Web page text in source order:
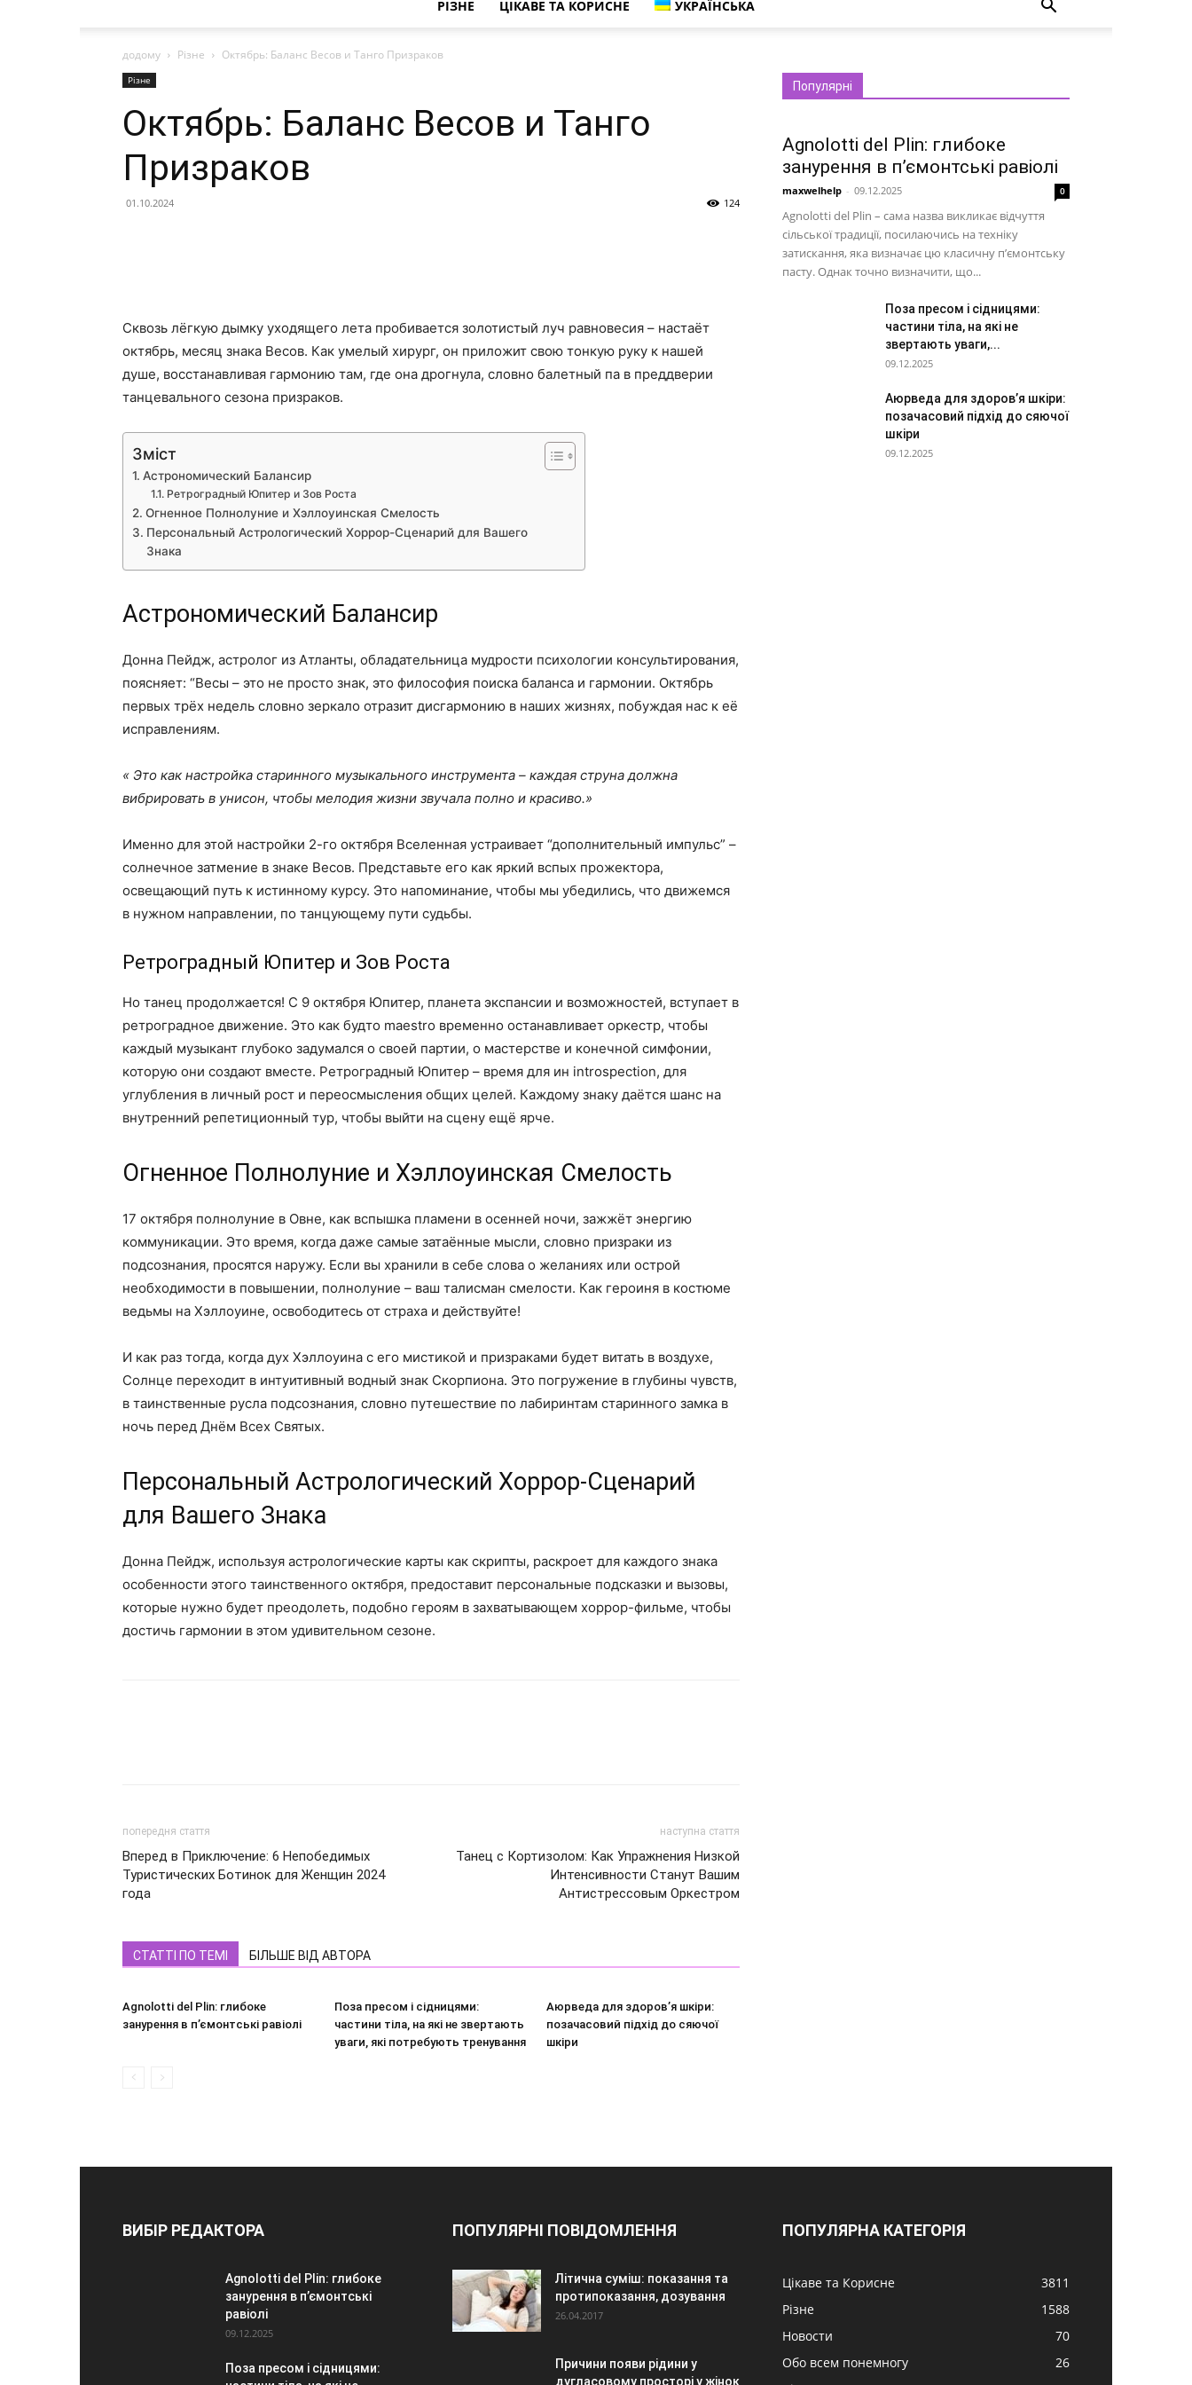
РІЗНЕ ЦІКАВЕ ТА КОРИСНЕ УКРАЇНСЬКА
додому Різне Октябрь: Баланс Весов и Танго Призраков
Різне
Октябрь: Баланс Весов и Танго
Призраков
01.10.2024 124
Сквозь лёгкую дымку уходящего лета пробивается золотистый луч равновесия – настаёт
октябрь, месяц знака Весов. Как умелый хирург, он приложит свою тонкую руку к нашей
душе, восстанавливая гармонию там, где она дрогнула, словно балетный па в преддверии
танцевального сезона призраков.
Зміст
Астрономический Балансир
Ретроградный Юпитер и Зов Роста
Огненное Полнолуние и Хэллоуинская Смелость
Персональный Астрологический Хоррор-Сценарий для Вашего
Знака
Астрономический Балансир
Донна Пейдж, астролог из Атланты, обладательница мудрости психологии консультирования,
поясняет: “Весы – это не просто знак, это философия поиска баланса и гармонии. Октябрь
первых трёх недель словно зеркало отразит дисгармонию в наших жизнях, побуждая нас к её
исправлениям.
Это как настройка старинного музыкального инструмента – каждая струна должна
вибрировать в унисон, чтобы мелодия жизни звучала полно и красиво.
Именно для этой настройки 2-го октября Вселенная устраивает “дополнительный импульс” –
солнечное затмение в знаке Весов. Представьте его как яркий вспых прожектора,
освещающий путь к истинному курсу. Это напоминание, чтобы мы убедились, что движемся
в нужном направлении, по танцующему пути судьбы.
Ретроградный Юпитер и Зов Роста
Но танец продолжается! С 9 октября Юпитер, планета экспансии и возможностей, вступает в
ретроградное движение. Это как будто maestro временно останавливает оркестр, чтобы
каждый музыкант глубоко задумался о своей партии, о мастерстве и конечной симфонии,
которую они создают вместе. Ретроградный Юпитер – время для ин introspection, для
углубления в личный рост и переосмысления общих целей. Каждому знаку даётся шанс на
внутренний репетиционный тур, чтобы выйти на сцену ещё ярче.
Огненное Полнолуние и Хэллоуинская Смелость
17 октября полнолуние в Овне, как вспышка пламени в осенней ночи, зажжёт энергию
коммуникации. Это время, когда даже самые затаённые мысли, словно призраки из
подсознания, просятся наружу. Если вы хранили в себе слова о желаниях или острой
необходимости в повышении, полнолуние – ваш талисман смелости. Как героиня в костюме
ведьмы на Хэллоуине, освободитесь от страха и действуйте!
И как раз тогда, когда дух Хэллоуина с его мистикой и призраками будет витать в воздухе,
Солнце переходит в интуитивный водный знак Скорпиона. Это погружение в глубины чувств,
в таинственные русла подсознания, словно путешествие по лабиринтам старинного замка в
ночь перед Днём Всех Святых.
Персональный Астрологический Хоррор-Сценарий
для Вашего Знака
Донна Пейдж, используя астрологические карты как скрипты, раскроет для каждого знака
особенности этого таинственного октября, предоставит персональные подсказки и вызовы,
которые нужно будет преодолеть, подобно героям в захватывающем хоррор-фильме, чтобы
достичь гармонии в этом удивительном сезоне.
попередня стаття
Вперед в Приключение: 6 Непобедимых
Туристических Ботинок для Женщин 2024
года
наступна стаття
Танец с Кортизолом: Как Упражнения Низкой
Интенсивности Станут Вашим
Антистрессовым Оркестром
СТАТТІ ПО ТЕМІ БІЛЬШЕ ВІД АВТОРА
Agnolotti del Plin: глибоке
занурення в п’ємонтські равіолі
Поза пресом і сідницями:
частини тіла, на які не звертають
уваги, які потребують тренування
Аюрведа для здоров’я шкіри:
позачасовий підхід до сяючої
шкіри
Популярні
Agnolotti del Plin: глибоке
занурення в п’ємонтські равіолі
maxwelhelp - 09.12.2025 0
Agnolotti del Plin – сама назва викликає відчуття
сільської традиції, посилаючись на техніку
затискання, яка визначає цю класичну п’ємонтську
пасту. Однак точно визначити, що...
Поза пресом і сідницями:
частини тіла, на які не
звертають уваги,...
09.12.2025
Аюрведа для здоров’я шкіри:
позачасовий підхід до сяючої
шкіри
09.12.2025
ВИБІР РЕДАКТОРА
Agnolotti del Plin: глибоке
занурення в п’ємонтські
равіолі
09.12.2025
Поза пресом і сідницями:
ПОПУЛЯРНІ ПОВІДОМЛЕННЯ
Літична суміш: показання та
протипоказання, дозування
26.04.2017
Причини появи рідини у
дугласовому просторі у жінок
ПОПУЛЯРНА КАТЕГОРІЯ
Цікаве та Корисне
3811
Різне
1588
Новости
70
Обо всем понемногу
26